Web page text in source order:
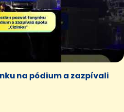
na pódium a zazpívali